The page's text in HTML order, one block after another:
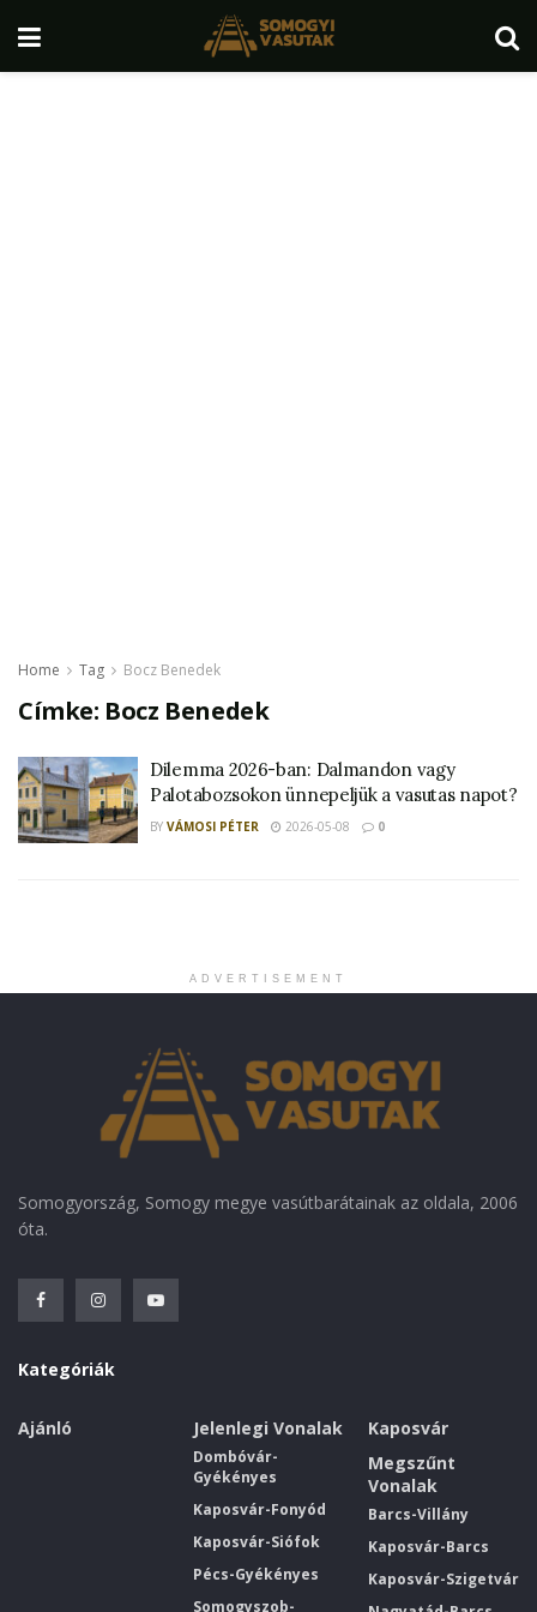
Home Tag Bocz Benedek
Címke: Bocz Benedek
Dilemma 2026-ban: Dalmandon vagy
Palotabozsokon ünnepeljük a vasutas napot?
BY VÁMOSI PÉTER 2026-05-08 0
ADVERTISEMENT
Somogyország, Somogy megye vasútbarátainak az oldala, 2006
óta.
Kategóriák
Ajánló Jelenlegi Vonalak
Dombóvár-
Gyékényes
Kaposvár-Fonyód
Kaposvár-Siófok
Pécs-Gyékényes
Somogyszob-
Kaposvár
Megszűnt
Vonalak
Barcs-Villány
Kaposvár-Barcs
Kaposvár-Szigetvár